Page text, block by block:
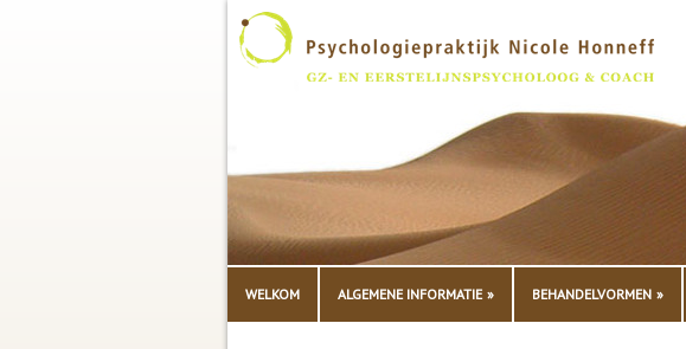
WELKOM ALGEMENE INFORMATIE BEHANDELVORMEN